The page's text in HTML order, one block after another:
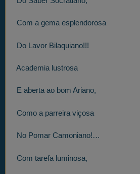
Com a gema esplendorosa
Do Lavor Bilaquiano!!!
Academia lustrosa
E aberta ao bom Ariano,
Como a parreira viçosa
No Pomar Camoniano!…
Com tarefa luminosa,